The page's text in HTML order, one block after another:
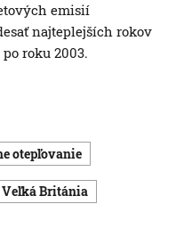
emisií
najteplejších rokov
roku 2003.
otepľovanie
Veľká Británia